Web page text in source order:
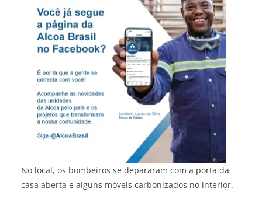
No local, os bombeiros se depararam com a porta da
casa aberta e alguns móveis carbonizados no interior.